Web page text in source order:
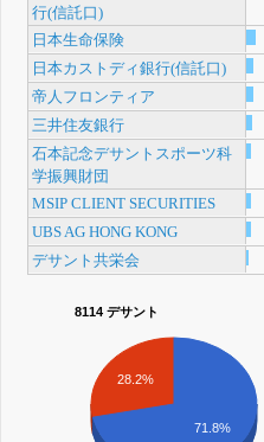
行(信託口)
日本生命保険
日本カストディ銀行(信託口)
帝人フロンティア
三井住友銀行
石本記念デサントスポーツ科
学振興財団
MSIP CLIENT SECURITIES
UBS AG HONG KONG
デサント共栄会
8114 デサント
28.2%
71.8%